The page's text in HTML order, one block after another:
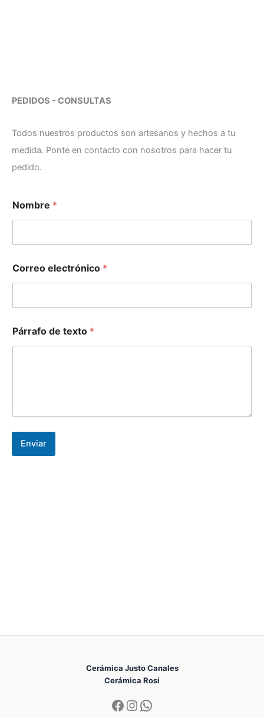
PEDIDOS - CONSULTAS
Todos nuestros productos son artesanos y hechos a tu
medida. Ponte en contacto con nosotros para hacer tu
pedido.
Nombre *
Correo electrónico *
t
e
Párrafo de texto *
Enviar
Cerámica Justo Canales
Cerámica Rosi
Facebook
Instagram
WhatsApp